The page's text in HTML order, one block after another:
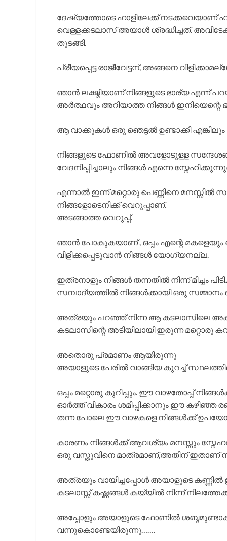
ദേഷ്യത്തോടെ ഹാളിലേക്ക് നടക്കവെയാണ്
വെള്ളക്കടലാസ് അയാൾ ശ്രദ്ധിച്ചത്.
തുടങ്ങി.
പ്രീയപ്പെട്ട രാജീവേട്ടന്, അങ്ങനെ
ഞാൻ ലക്ഷ്മിയാണ് നിങ്ങളുടെ ഭാര്യ എന്ന്
അർത്ഥവും അറിയാത്ത നിങ്ങൾ ഇനിയെന്റെ
ആ വാക്കുകൾ ഒരു ഞെട്ടൽ ഉണ്ടാക്കി
നിങ്ങളുടെ ഫോണിൽ അവളോടുള്ള
വേദനിപ്പിച്ചാലും നിങ്ങൾ എന്നെ
എന്നാൽ ഇന്ന് മറ്റൊരു പെണ്ണിനെ മനസ്സിൽ
നിങ്ങളോടെനിക്ക് വെറുപ്പാണ്.
അടങ്ങാത്ത വെറുപ്പ്.
ഞാൻ പോകുകയാണ് , ഒപ്പം എന്റെ
വിളിക്കപ്പെടുവാൻ നിങ്ങൾ യോഗ്യനല്ല.
ഇത്രനാളും നിങ്ങൾ തന്നതിൽ നിന്ന് മിച്ചം
സമ്പാദ്യത്തിൽ നിങ്ങൾക്കായി ഒരു സമ്മാനം
അത്രയും പറഞ്ഞ് നിന്ന ആ കടലാസിലെ
കടലാസിന്റെ അടിയിലായി ഇരുന്ന
അതൊരു പ്രമാണം ആയിരുന്നു
അയാളുടെ പേരിൽ വാങ്ങിയ കുറച്ച്
ഒപ്പം മറ്റൊരു കുറിപ്പും. ഈ വാഴതോപ്പ്
ഓർത്ത് വികാരം ശമിപ്പിക്കാനും ഈ കഴിഞ്ഞ
തന്ന പോലെ ഈ വാഴകളെ നിങ്ങൾക്ക്
കാരണം നിങ്ങൾക്ക് ആവശ്യം മനസ്സും
ഒരു വസ്തുവിനെ മാത്രമാണ്,അതിന് ഇതാണ്
അത്രയും വായിച്ചപ്പോൾ അയാളുടെ
കടലാസ്സ് കഷ്ണങ്ങൾ കയ്യിൽ നിന്ന്
അപ്പോളും അയാളുടെ ഫോണിൽ
വന്നുകൊണ്ടേയിരുന്നു…….